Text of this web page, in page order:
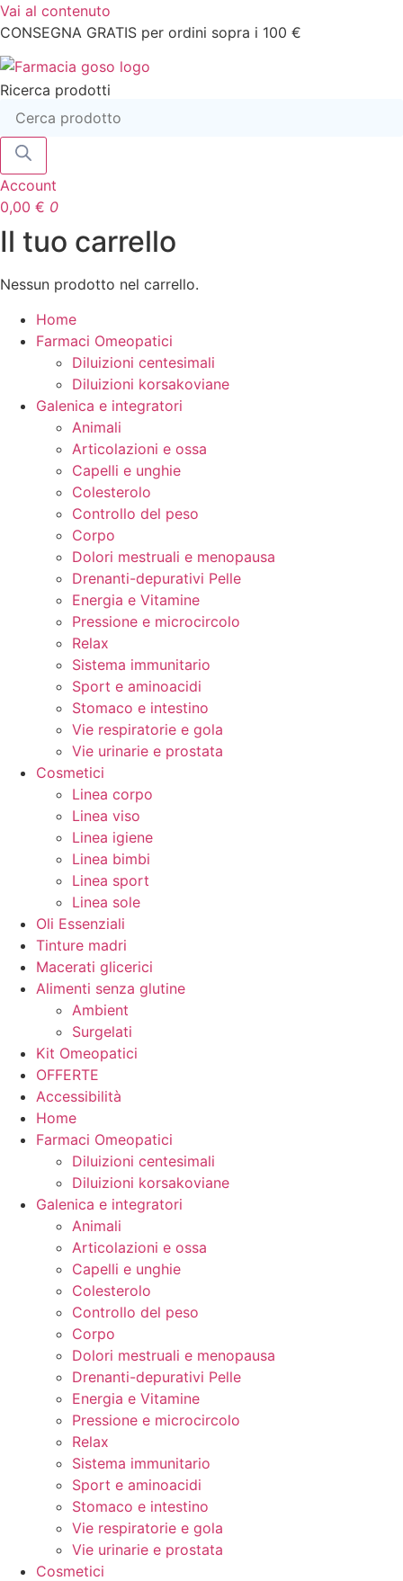
Vai al contenuto
CONSEGNA GRATIS per ordini sopra i 100 €
Ricerca prodotti
Account
0,00 € 0
Il tuo carrello
Nessun prodotto nel carrello.
Home
Farmaci Omeopatici
Diluizioni centesimali
Diluizioni korsakoviane
Galenica e integratori
Animali
Articolazioni e ossa
Capelli e unghie
Colesterolo
Controllo del peso
Corpo
Dolori mestruali e menopausa
Drenanti-depurativi Pelle
Energia e Vitamine
Pressione e microcircolo
Relax
Sistema immunitario
Sport e aminoacidi
Stomaco e intestino
Vie respiratorie e gola
Vie urinarie e prostata
Cosmetici
Linea corpo
Linea viso
Linea igiene
Linea bimbi
Linea sport
Linea sole
Oli Essenziali
Tinture madri
Macerati glicerici
Alimenti senza glutine
Ambient
Surgelati
Kit Omeopatici
OFFERTE
Accessibilità
Home
Farmaci Omeopatici
Diluizioni centesimali
Diluizioni korsakoviane
Galenica e integratori
Animali
Articolazioni e ossa
Capelli e unghie
Colesterolo
Controllo del peso
Corpo
Dolori mestruali e menopausa
Drenanti-depurativi Pelle
Energia e Vitamine
Pressione e microcircolo
Relax
Sistema immunitario
Sport e aminoacidi
Stomaco e intestino
Vie respiratorie e gola
Vie urinarie e prostata
Cosmetici